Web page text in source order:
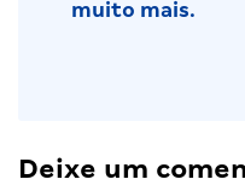
muito mais.
Deixe um